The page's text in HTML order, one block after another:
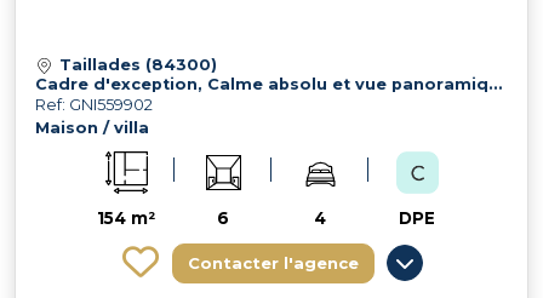
Taillades (84300)
Cadre d'exception, Calme absolu et vue panoramique
Ref: GNI559902
Maison / villa
154 m² 6 4 DPE
Contacter l'agence